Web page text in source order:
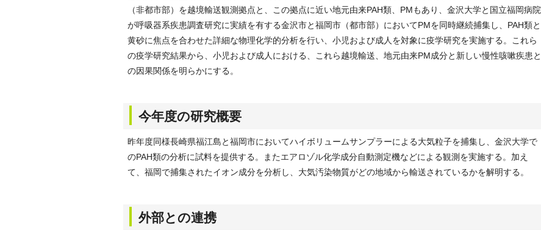
（非都市部）を越境輸送観測拠点と、この拠点に近い地元由来PAH類、PMもあり、金沢大学と国立福岡病院
が呼吸器系疾患調査研究に実績を有する金沢市と福岡市（都市部）においてPMを同時継続捕集し、PAH類と
黄砂に焦点を合わせた詳細な物理化学的分析を行い、小児および成人を対象に疫学研究を実施する。これら
の疫学研究結果から、小児および成人における、これら越境輸送、地元由来PM成分と新しい慢性咳嗽疾患と
の因果関係を明らかにする。
今年度の研究概要
昨年度同様長崎県福江島と福岡市においてハイボリュームサンプラーによる大気粒子を捕集し、金沢大学で
のPAH類の分析に試料を提供する。またエアロゾル化学成分自動測定機などによる観測を実施する。加え
て、福岡で捕集されたイオン成分を分析し、大気汚染物質がどの地域から輸送されているかを解明する。
外部との連携